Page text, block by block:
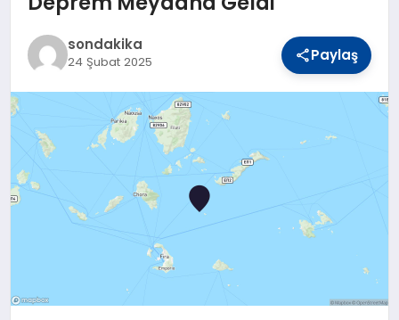
GÜNCEL
YAŞAM
TEKNOLOJI
sondakika
24 Şubat 2025 Paylaş